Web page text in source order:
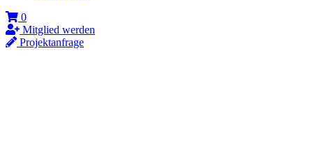
0
Mitglied werden
Projektanfrage